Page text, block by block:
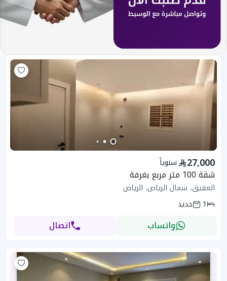
سنوياً 27,000
شقة 100 متر مربع بغرفة
العقيق، شمال الرياض، الرياض
1
جديد
واتساب اتصال